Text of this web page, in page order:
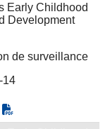
Early Childhood
Development
de surveillance
14